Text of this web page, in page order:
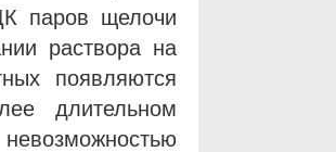
паров щелочи
раствора на
появляются
длительном